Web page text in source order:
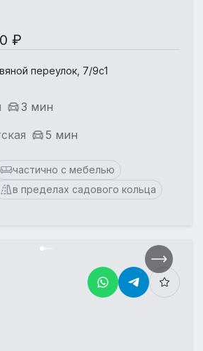
₽
переулок, 7/9с1
3 мин
5 мин
частично с мебелью
в пределах садового кольца